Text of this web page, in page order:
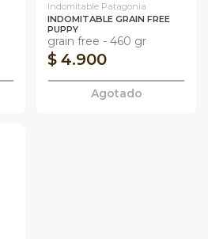
Indomitable Patagonia
INDOMITABLE GRAIN FREE
PUPPY
grain free - 460 gr
$ 4.900
Agotado